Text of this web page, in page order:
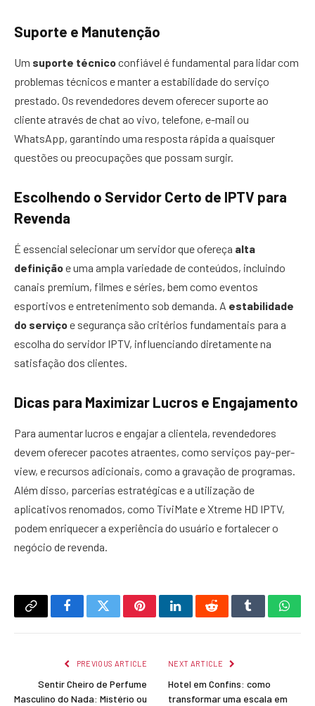
Suporte e Manutenção
Um suporte técnicoconfiável é fundamental para lidar com
problemas técnicos e manter a estabilidade do serviço
prestado. Os revendedores devem oferecer suporte ao
cliente através de chat ao vivo, telefone, e-mail ou
WhatsApp, garantindo uma resposta rápida a quaisquer
questões ou preocupações que possam surgir.
Escolhendo o Servidor Certo de IPTV para
Revenda
É essencial selecionar um servidor que ofereça alta
definiçãoe uma ampla variedade de conteúdos, incluindo
canais premium, filmes e séries, bem como eventos
esportivos e entretenimento sob demanda. A estabilidade
do serviçoe segurança são critérios fundamentais para a
escolha do servidor IPTV, influenciando diretamente na
satisfação dos clientes.
Dicas para Maximizar Lucros e Engajamento
Para aumentar lucros e engajar a clientela, revendedores
devem oferecer pacotes atraentes, como serviços pay-per-
view, e recursos adicionais, como a gravação de programas.
Além disso, parcerias estratégicas e a utilização de
aplicativos renomados, como TiviMate e Xtreme HD IPTV,
podem enriquecer a experiência do usuário e fortalecer o
negócio de revenda.
Copy
FacebookTwitterPinterestLinkedInRedditTumblr
PREVIOUS ARTICLE
Sentir Cheiro de Perfume
Masculino do Nada: Mistério ou
NEXT ARTICLE
Hotel em Confins: como
transformar uma escala em